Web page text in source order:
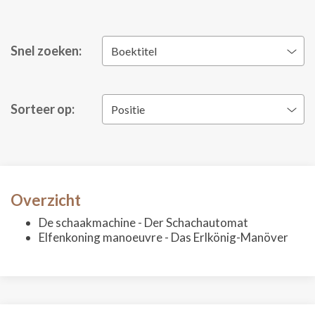
Snel zoeken: Boektitel
Sorteer op: Positie
Overzicht
De schaakmachine - Der Schachautomat
Elfenkoning manoeuvre - Das Erlkönig-Manöver